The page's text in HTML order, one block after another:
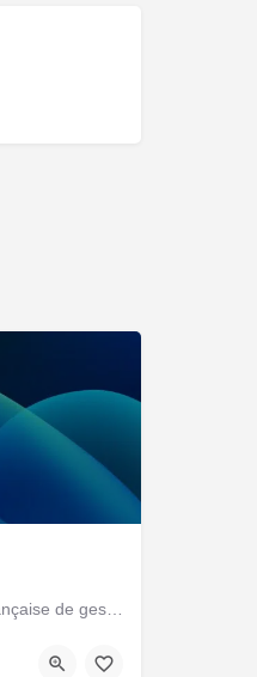
Drivein édite une plateforme SaaS française de gestion de flotte automobile : pilotage centralisé du parc…